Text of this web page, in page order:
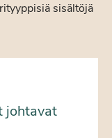
sisältöjä
johtavat